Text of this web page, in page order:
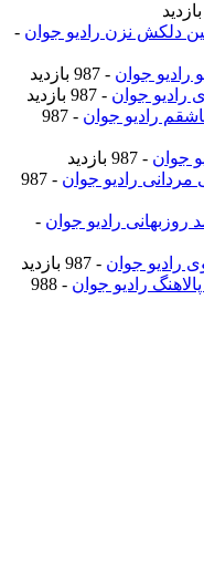
رادیو جوان -
- 987 بازدید
- 987 بازدید
جوان
- 987
جوان
- 987
رادیو جوان -
- 987 بازدید
جوان
- 988